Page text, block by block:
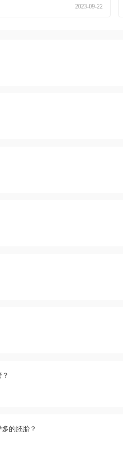
的工具主要是电磁炉&amp;、微波炉
2023-09-22
的胚胎？